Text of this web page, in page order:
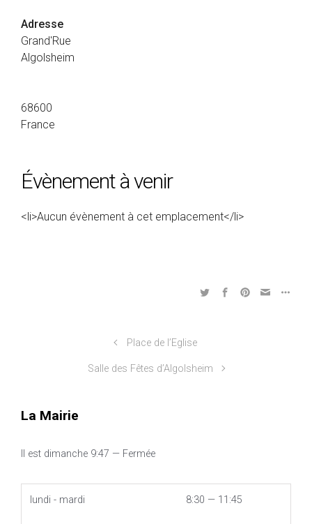
Adresse
Grand'Rue
Algolsheim
68600
France
Évènement à venir
<li>Aucun évènement à cet emplacement</li>
Place de l’Eglise
Salle des Fêtes d’Algolsheim
La Mairie
Il est dimanche 9:47 — Fermée
lundi - mardi 8:30 — 11:45